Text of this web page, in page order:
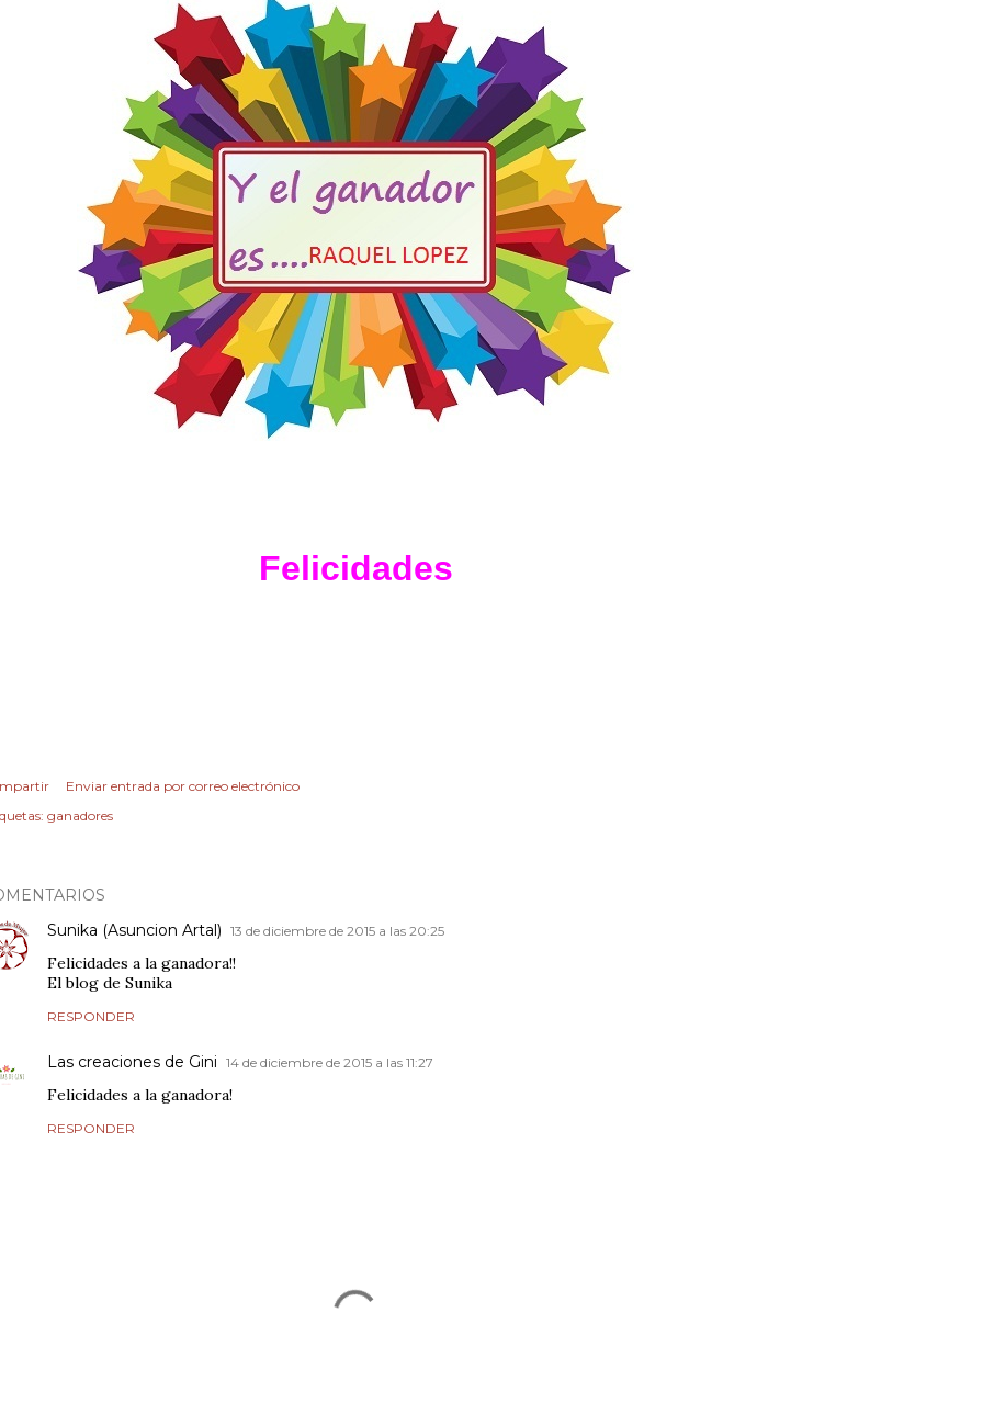
Felicidades
Enviar entrada por correo electrónico
ganadores
Sunika (Asuncion Artal) 13 de diciembre de 2015 a las 20:25
Felicidades a la ganadora!!
El blog de Sunika
RESPONDER
Las creaciones de Gini 14 de diciembre de 2015 a las 11:27
Felicidades a la ganadora!
RESPONDER